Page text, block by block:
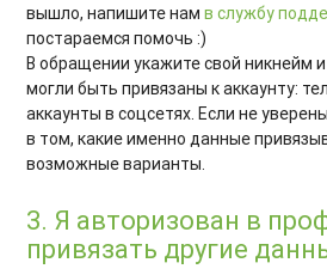
вышло, напишите намв службу
постараемся помочь :)
В обращении укажите свой никнейм
могли быть привязаны к аккаунту:
аккаунты в соцсетях. Если не
в том, какие именно данные
возможные варианты.
3. Я авторизован в
привязать другие